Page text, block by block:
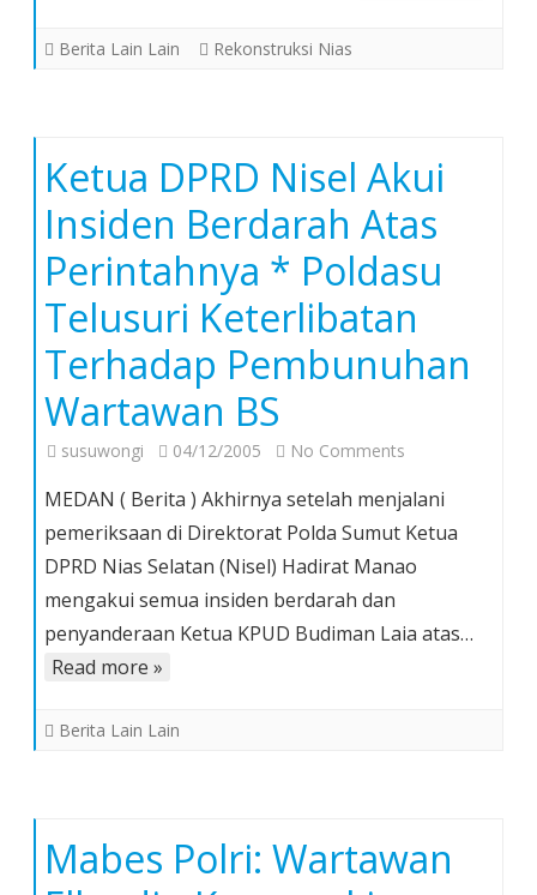
Berita Lain Lain Rekonstruksi Nias
Ketua DPRD Nisel Akui
Insiden Berdarah Atas
Perintahnya * Poldasu
Telusuri Keterlibatan
Terhadap Pembunuhan
Wartawan BS
susuwongi 04/12/2005 No Comments
DPRD
Nisel
Akui
Berdarah
Pembunuhan
MEDAN ( Berita ) Akhirnya setelah menjalani
pemeriksaan di Direktorat Polda Sumut Ketua
DPRD Nias Selatan (Nisel) Hadirat Manao
mengakui semua insiden berdarah dan
penyanderaan Ketua KPUD Budiman Laia atas…
Read more »
Berita Lain Lain
Mabes Polri: Wartawan